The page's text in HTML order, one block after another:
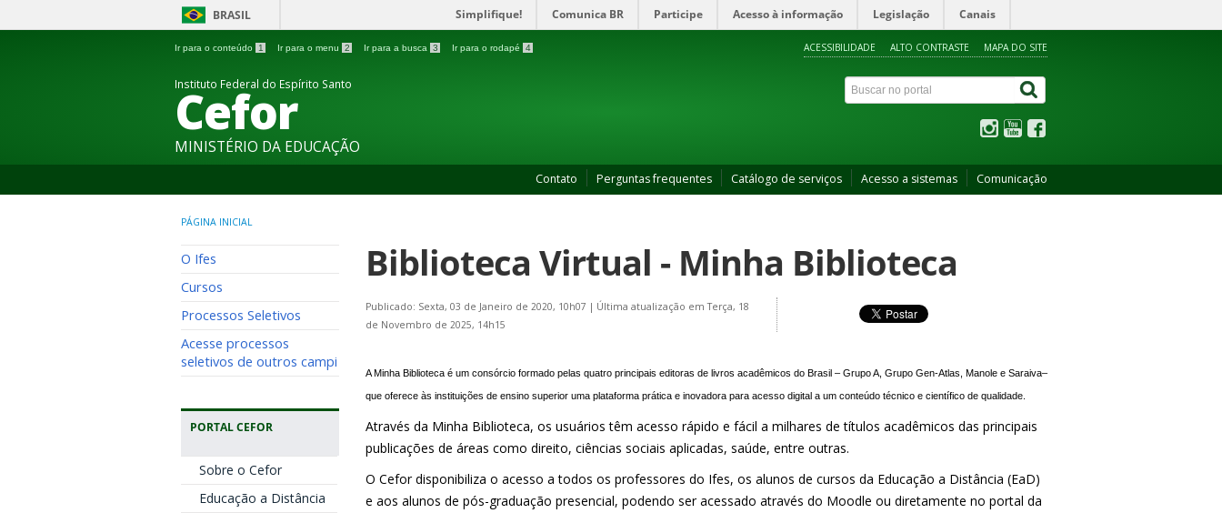
BRASIL Simplifique! Comunica BR Participe Acesso à informação Legislação Canais
Ir para o conteúdo 1 Ir para o menu 2 Ir para a busca 3 Ir para o rodapé 4 ACESSIBILIDADE ALTO CONTRASTE MAPA DO SITE
Instituto Federal do Espírito Santo
Cefor
MINISTÉRIO DA EDUCAÇÃO
Contato Perguntas frequentes Catálogo de serviços Acesso a sistemas Comunicação
PÁGINA INICIAL
O Ifes
Cursos
Processos Seletivos
Acesse processos
seletivos de outros campi
PORTAL CEFOR
Sobre o Cefor
Educação a Distância
Biblioteca Virtual - Minha Biblioteca
Publicado: Sexta, 03 de Janeiro de 2020, 10h07 | Última atualização em Terça, 18
de Novembro de 2025, 14h15
A Minha Biblioteca é um consórcio formado pelas quatro principais editoras de livros acadêmicos do Brasil – Grupo A, Grupo Gen-Atlas, Manole e Saraiva–
que oferece às instituições de ensino superior uma plataforma prática e inovadora para acesso digital a um conteúdo técnico e científico de qualidade.
Através da Minha Biblioteca, os usuários têm acesso rápido e fácil a milhares de títulos acadêmicos das principais
publicações de áreas como direito, ciências sociais aplicadas, saúde, entre outras.
O Cefor disponibiliza o acesso a todos os professores do Ifes, os alunos de cursos da Educação a Distância (EaD)
e aos alunos de pós-graduação presencial, podendo ser acessado através do Moodle ou diretamente no portal da